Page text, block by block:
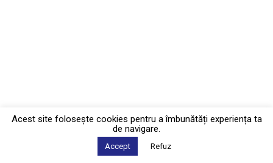
Acest site foloseşte cookies pentru a îmbunătăți experiența ta
de navigare.
Accept Refuz